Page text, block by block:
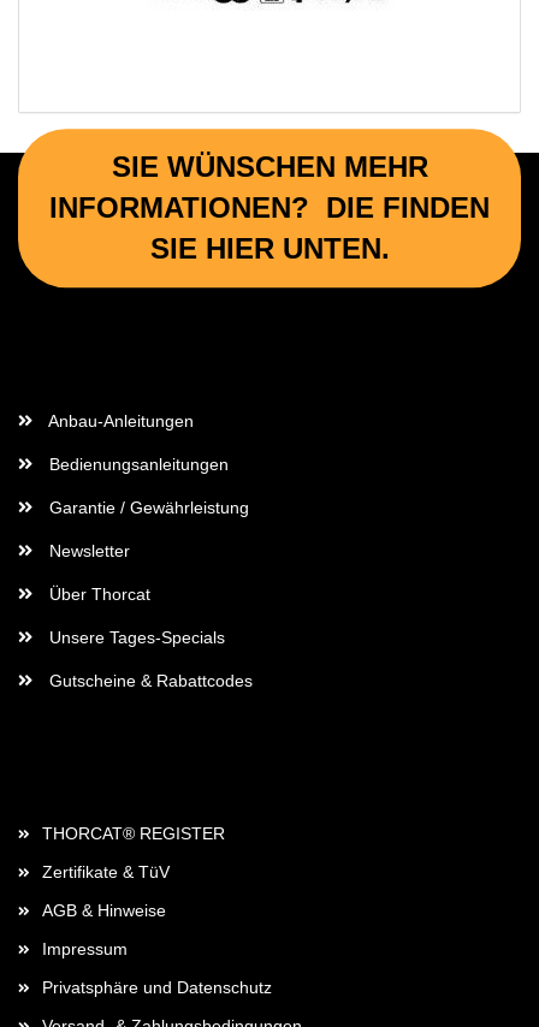
SIE WÜNSCHEN MEHR
INFORMATIONEN? DIE FINDEN
SIE HIER UNTEN.
Anbau-Anleitungen
Bedienungsanleitungen
Garantie / Gewährleistung
Newsletter
Über Thorcat
Unsere Tages-Specials
Gutscheine & Rabattcodes
THORCAT® REGISTER
Zertifikate & TüV
AGB & Hinweise
Impressum
Privatsphäre und Datenschutz